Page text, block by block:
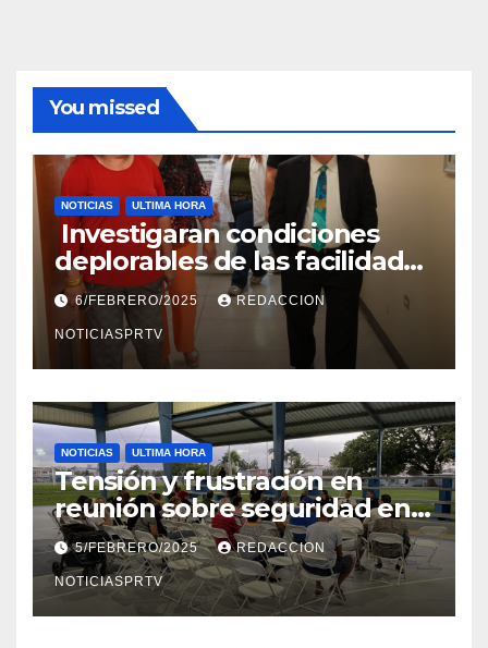
You missed
NOTICIAS ULTIMA HORA
Investigaran condiciones
deplorables de las facilidades
el Departamento de la Salud
en Mayagüez
6/FEBRERO/2025 REDACCION
NOTICIASPRTV
NOTICIAS ULTIMA HORA
Tensión y frustración en
reunión sobre seguridad en
Reparto Metropolitano
5/FEBRERO/2025 REDACCION
NOTICIASPRTV